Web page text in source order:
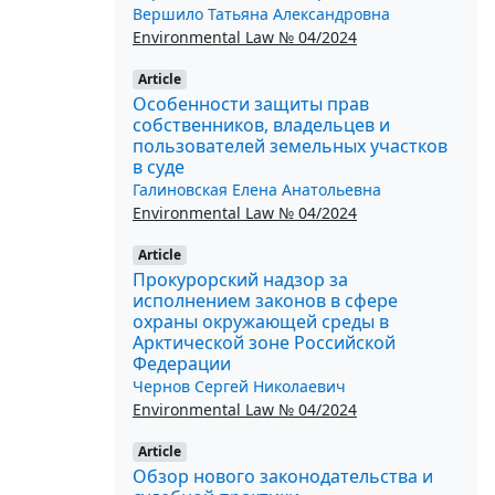
Вершило Татьяна Александровна
Environmental Law № 04/2024
Article
Особенности защиты прав
собственников, владельцев и
пользователей земельных участков
в суде
Галиновская Елена Анатольевна
Environmental Law № 04/2024
Article
Прокурорский надзор за
исполнением законов в сфере
охраны окружающей среды в
Арктической зоне Российской
Федерации
Чернов Сергей Николаевич
Environmental Law № 04/2024
Article
Обзор нового законодательства и